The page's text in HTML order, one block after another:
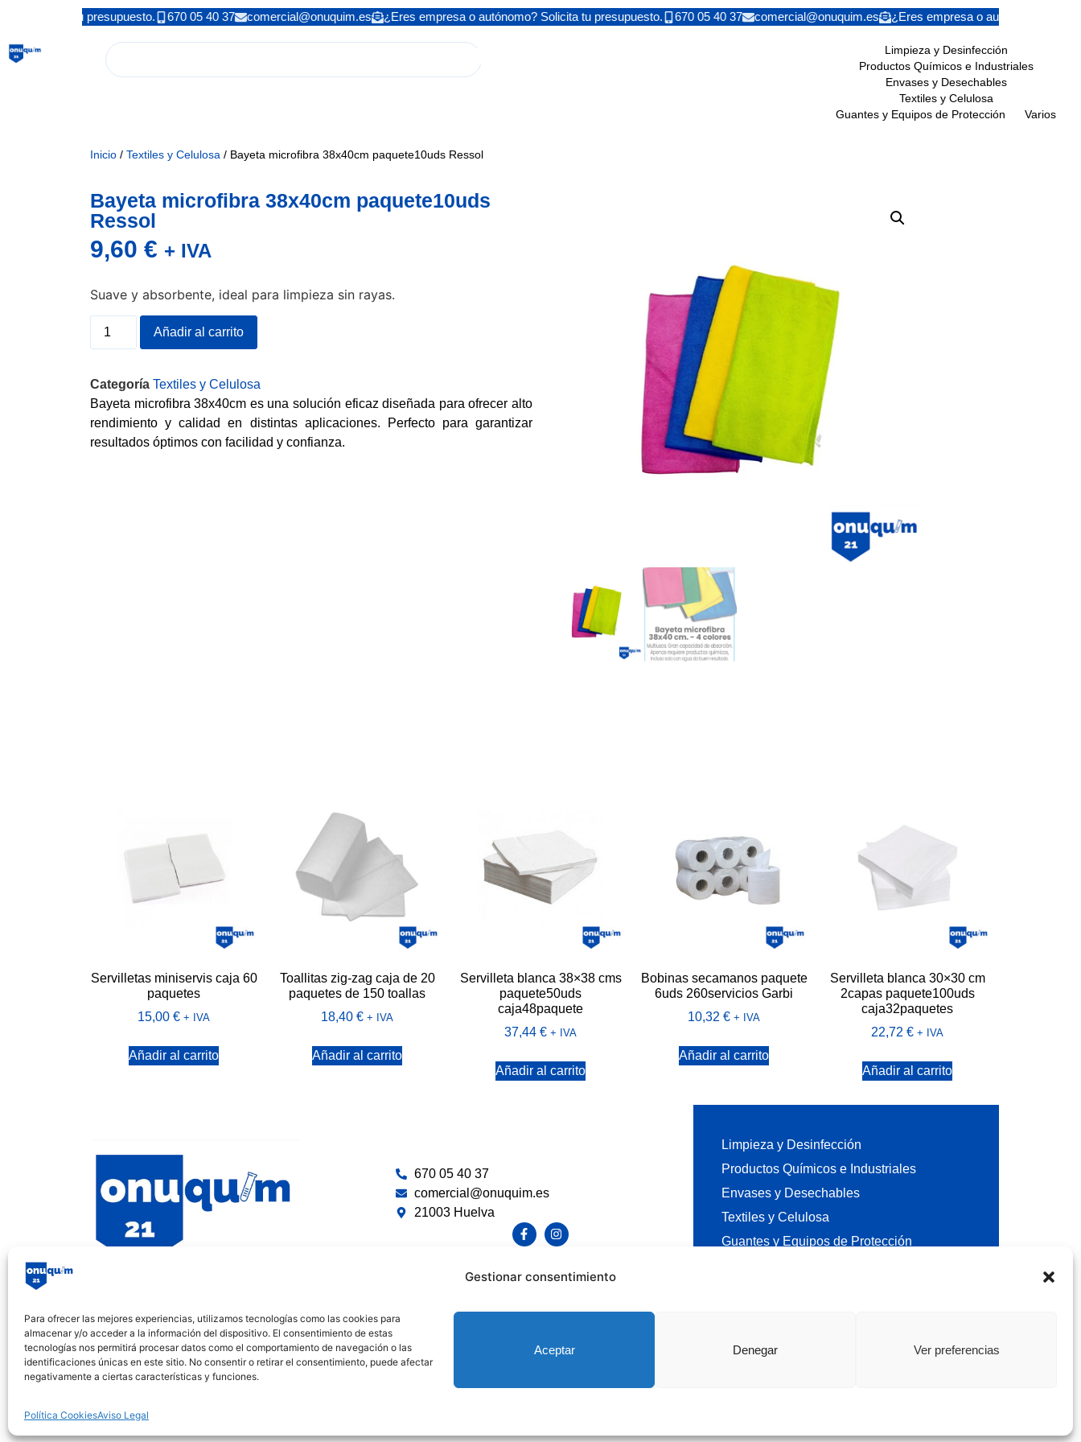
Solicita tu presupuesto. 670 05 40 37 comercial@onuquim.es ¿Eres empresa o autónomo? Solicita tu presupuesto. 670 05 40 37 comercial@onuquim.es ¿Eres empresa o autónomo?
Gestionar consentimiento
Para ofrecer las mejores experiencias, utilizamos tecnologías como las cookies para
almacenar y/o acceder a la información del dispositivo. El consentimiento de estas
tecnologías nos permitirá procesar datos como el comportamiento de navegación o las
identificaciones únicas en este sitio. No consentir o retirar el consentimiento, puede afectar
negativamente a ciertas características y funciones.
Aceptar Denegar Ver preferencias
Política CookiesAviso Legal
Limpieza y Desinfección
Productos Químicos e Industriales
Envases y Desechables
Textiles y Celulosa
Guantes y Equipos de Protección
Varios
Inicio / Textiles y Celulosa / Bayeta microfibra 38x40cm paquete10uds Ressol
Bayeta microfibra 38x40cm paquete10uds
Ressol
9,60 € + IVA
Suave y absorbente, ideal para limpieza sin rayas.
Añadir al carrito
Categoría Textiles y Celulosa
Bayeta microfibra 38x40cm es una solución eficaz diseñada para ofrecer alto
rendimiento y calidad en distintas aplicaciones. Perfecto para garantizar
resultados óptimos con facilidad y confianza.
Servilletas miniservis caja 60
paquetes
15,00 € + IVA
Añadir al carrito
Toallitas zig-zag caja de 20
paquetes de 150 toallas
18,40 € + IVA
Añadir al carrito
Servilleta blanca 38×38 cms
paquete50uds
caja48paquete
37,44 € + IVA
Añadir al carrito
Bobinas secamanos paquete
6uds 260servicios Garbi
10,32 € + IVA
Añadir al carrito
Servilleta blanca 30×30 cm
2capas paquete100uds
caja32paquetes
22,72 € + IVA
Añadir al carrito
670 05 40 37
comercial@onuquim.es
21003 Huelva
Limpieza y Desinfección
Productos Químicos e Industriales
Envases y Desechables
Textiles y Celulosa
Guantes y Equipos de Protección
Aviso Legal
Onutactil Soluciones Tecnológicas & Marketing Digital
Financiado por la Unión Europea - NextGenerationEU